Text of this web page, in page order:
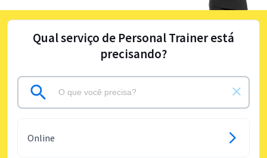
Qual serviço de Personal Trainer está
precisando?
Online